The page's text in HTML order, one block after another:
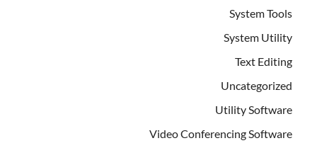
System Tools
System Utility
Text Editing
Uncategorized
Utility Software
Video Conferencing Software